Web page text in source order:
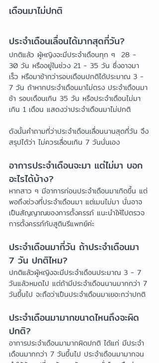
เดือนมาไม่ปกติ
ประจำเดือนเลื่อนได้มากสุดกี่วัน?
ปกติแล้ว ผู้หญิงจะมีประจำเดือนทุก ๆ  28 -
30 วัน หรืออยู่ในช่วง 21 - 35 วัน ซึ่งอาจมา
เร็ว หรือมาช้ากว่ารอบเดือนปกติได้ประมาณ 3 -
7 วัน ถ้าหากประจำเดือนมาไม่ตรง ประจำเดือนมา
ช้า รอบเดือนเกิน 35 วัน หรือประจำเดือนไม่มา
เกิน 1 เดือน แสดงว่าประจำเดือนมาไม่ปกติ
ดังนั้นคำถามที่ว่าประจำเดือนเลื่อนนานสุดกี่วัน จึง
สรุปได้ว่า ไม่ควรเลื่อนเกิน 7 วันนั่นเอง
อาการประจำเดือนจะมา แต่ไม่มา บอก
อะไรได้บ้าง?
หากสาว ๆ มีอาการก่อนประจำเดือนมาเกิดขึ้น แต่
พอถึงช่วงที่ประจำเดือนมา แต่เมนไม่มา นั่นอาจ
เป็นสัญญาณของการตั้งครรภ์ แนะนำให้ไปตรวจ
การตั้งครรภ์กับสูตินรีแพทย์ค่ะ
ประจำเดือนมากี่วัน ถ้าประจำเดือนมา
7 วัน ปกติไหม?
ปกติแล้วผู้หญิงจะมีประจำเดือนประมาณ 3 - 7
วันแล้วหมดไป แต่ถ้ามีประจำเดือนนานมากกว่า 7
วันขึ้นไป จะถือว่าเป็นประจำเดือนมาเยอะกว่าปกติ
ประจำเดือนมามากขนาดไหนถึงจะผิด
ปกติ?
อาการประจำเดือนมามากผิดปกติ ได้แก่ มีประจำ
เดือนมากกว่า 7 วันขึ้นไป ประจำเดือนมามากจน